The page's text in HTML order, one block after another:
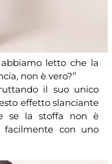
letto che la
non è vero?”
il suo unico
effetto slanciante
se la stoffa non è
con uno